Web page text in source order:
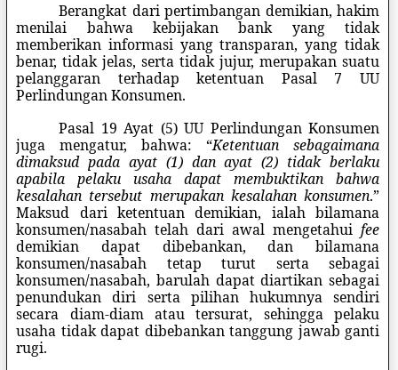
Berangkat dari pertimbangan demikian, hakim
menilai bahwa kebijakan bank yang tidak
memberikan informasi yang transparan, yang tidak
benar, tidak jelas, serta tidak jujur, merupakan suatu
pelanggaran terhadap ketentuan Pasal 7 UU
Perlindungan Konsumen.
Pasal 19 Ayat (5) UU Perlindungan Konsumen
juga mengatur, bahwa: “Ketentuan sebagaimana
dimaksud pada ayat (1) dan ayat (2) tidak berlaku
apabila pelaku usaha dapat membuktikan bahwa
kesalahan tersebut merupakan kesalahan konsumen.”
Maksud dari ketentuan demikian, ialah bilamana
konsumen/nasabah telah dari awal mengetahui fee
demikian dapat dibebankan, dan bilamana
konsumen/nasabah tetap turut serta sebagai
konsumen/nasabah, barulah dapat diartikan sebagai
penundukan diri serta pilihan hukumnya sendiri
secara diam-diam atau tersurat, sehingga pelaku
usaha tidak dapat dibebankan tanggung jawab ganti
rugi.